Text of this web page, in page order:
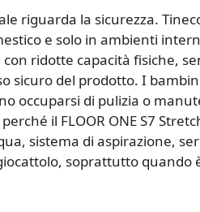
riguarda la sicurezza.
e solo in ambienti
ridotte capacità fisiche,
sicuro del prodotto. I
occuparsi di pulizia o
il FLOOR ONE S7
sistema di aspirazione,
soprattutto quando